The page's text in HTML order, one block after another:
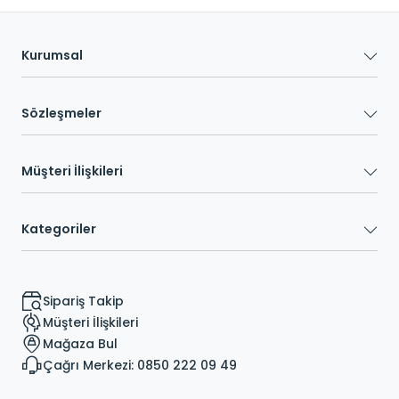
Kurumsal
Sözleşmeler
Müşteri İlişkileri
Kategoriler
Sipariş Takip
Müşteri İlişkileri
Mağaza Bul
Çağrı Merkezi: 0850 222 09 49